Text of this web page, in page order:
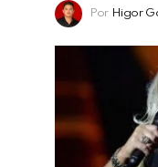
Por Higor